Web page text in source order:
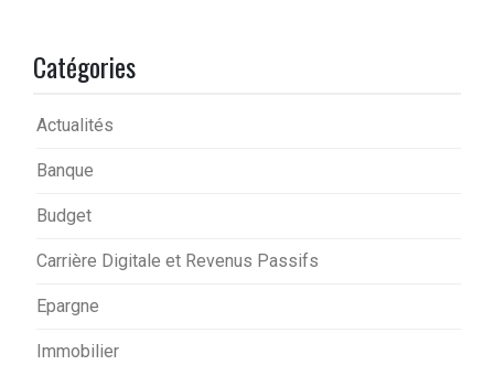
Catégories
Actualités
Banque
Budget
Carrière Digitale et Revenus Passifs
Epargne
Immobilier